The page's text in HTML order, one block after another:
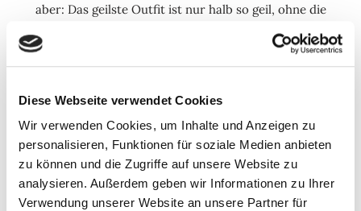
Diese Webseite verwendet Cookies
Wir verwenden Cookies, um Inhalte und Anzeigen zu
personalisieren, Funktionen für soziale Medien anbieten
zu können und die Zugriffe auf unsere Website zu
analysieren. Außerdem geben wir Informationen zu Ihrer
Verwendung unserer Website an unsere Partner für
aber: Das geilste Outfit ist nur halb so geil, ohne die